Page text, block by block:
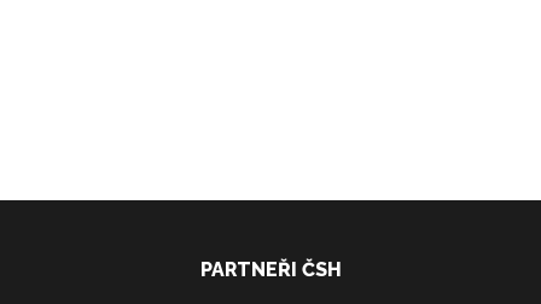
PARTNEŘI ČSH